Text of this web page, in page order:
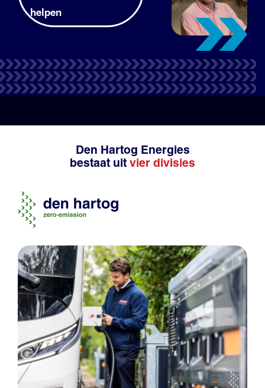
Tank- en laadpas
helpen
Den Hartog Energies
bestaat uit vier divisies